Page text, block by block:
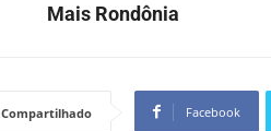
Mais Rondônia
Compartilhado Facebook